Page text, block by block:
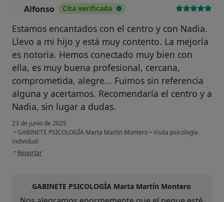
Alfonso Cita verificada
Estamos encantados con el centro y con Nadia.
Llevo a mi hijo y está muy contento. La mejoría
es notoria. Hemos conectado muy bien con
ella, es muy buena profesional, cercana,
comprometida, alegre... Fuimos sin referencia
alguna y acertamos. Recomendaría el centro y a
Nadia, sin lugar a dudas.
23 de junio de 2025
• GABINETE PSICOLOGÍA Marta Martín Montero • Visita psicología
individual
• en opinión del usuario Alfonso
Reportar
GABINETE PSICOLOGÍA Marta Martín Montero